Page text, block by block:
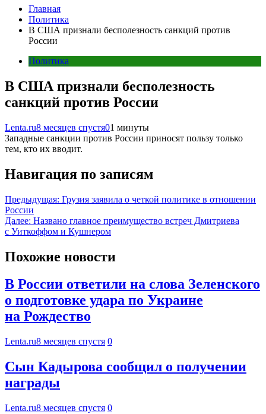
Главная
Политика
В США признали бесполезность санкций против
России
Политика
В США признали бесполезность
санкций против России
Lenta.ru8 месяцев спустя01 минуты
Западные санкции против России приносят пользу только
тем, кто их вводит.
Навигация по записям
Предыдущая: Грузия заявила о четкой политике в отношении
России
Далее: Названо главное преимущество встреч Дмитриева
с Уиткоффом и Кушнером
Похожие новости
В России ответили на слова Зеленского
о подготовке удара по Украине
на Рождество
Lenta.ru8 месяцев спустя 0
Сын Кадырова сообщил о получении
награды
Lenta.ru8 месяцев спустя 0